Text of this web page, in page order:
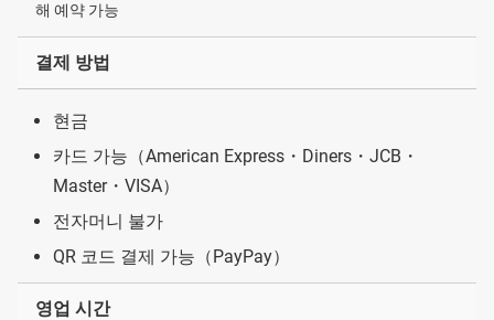
해 예약 가능
결제 방법
현금
카드 가능（American Express・Diners・JCB・
Master・VISA）
전자머니 불가
QR 코드 결제 가능（PayPay）
영업 시간